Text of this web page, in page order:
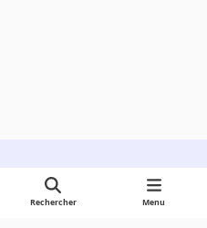
Rechercher Menu